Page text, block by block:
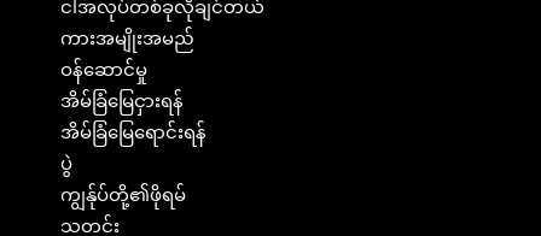
ငါအလုပ်တစ်ခုလိုချင်တယ်
ကားအမျိုးအမည်
ဝန်ဆောင်မှု
အိမ်ခြံမြေငှားရန်
အိမ်ခြံမြေရောင်းရန်
ပွဲ
ကျွန်ုပ်တို့၏ဖိုရမ်
သတင်း